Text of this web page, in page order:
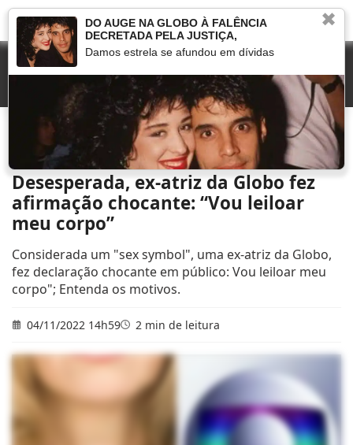
Que fim levou »
Desesperada, ex-atriz da Globo fez afirmação chocante:
“Vou leiloar meu corpo”
Desesperada, ex-atriz da Globo fez
afirmação chocante: “Vou leiloar
meu corpo”
Considerada um "sex symbol", uma ex-atriz da Globo,
fez declaração chocante em público: Vou leiloar meu
corpo"; Entenda os motivos.
04/11/2022 14h59 2 min de leitura
✖
DO AUGE NA GLOBO À FALÊNCIA
DECRETADA PELA JUSTIÇA,
Damos estrela se afundou em dívidas